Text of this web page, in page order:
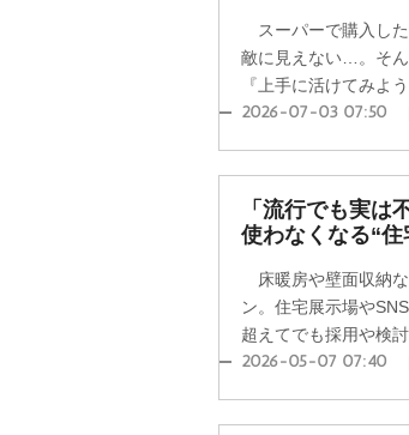
スーパーで購入し
敵に見えない…。そ
『上手に活けてみよ
2026-07-03 07:50
「流行でも実は
使わなくなる“
床暖房や壁面収納
ン。住宅展示場や
超えてでも採用や検
2026-05-07 07:40